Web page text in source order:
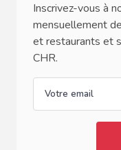
Inscrivez-vous à
mensuellement
et restaurants et
CHR.